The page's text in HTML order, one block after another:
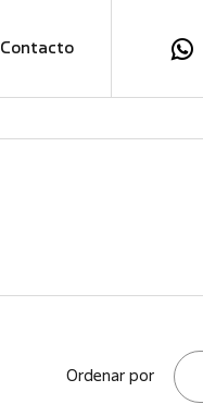
Contacto
Ordenar por